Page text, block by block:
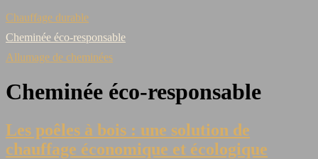
Chauffage durable
Cheminée éco-responsable
Allumage de cheminées
Cheminée éco-responsable
Les poêles à bois : une solution de
chauffage économique et écologique